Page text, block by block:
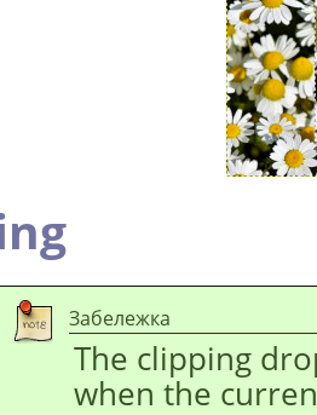
Забележка
The clipping
when the